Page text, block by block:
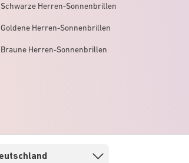
Schwarze Herren-Sonnenbrillen
Goldene Herren-Sonnenbrillen
Braune Herren-Sonnenbrillen